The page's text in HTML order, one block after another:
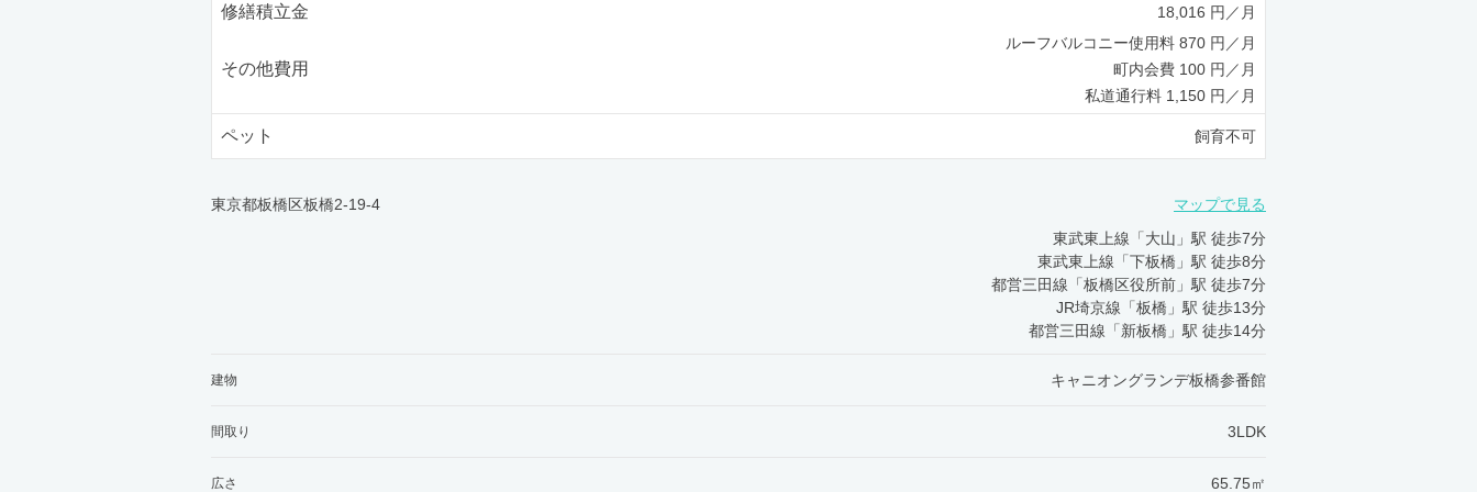
修繕積立金 18,016 円／月
その他費用
ルーフバルコニー使用料 870 円／月
町内会費 100 円／月
私道通行料 1,150 円／月
ペット 飼育不可
東京都板橋区板橋2-19-4
マップで見る
東武東上線「大山」駅 徒歩7分
東武東上線「下板橋」駅 徒歩8分
都営三田線「板橋区役所前」駅 徒歩7分
JR埼京線「板橋」駅 徒歩13分
都営三田線「新板橋」駅 徒歩14分
建物 キャニオングランデ板橋参番館
間取り 3LDK
広さ 65.75㎡